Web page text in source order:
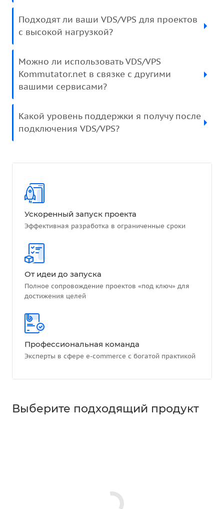
Подходят ли ваши VDS/VPS для проектов
с высокой нагрузкой?
Можно ли использовать VDS/VPS
Kommutator.net в связке с другими
вашими сервисами?
Какой уровень поддержки я получу после
подключения VDS/VPS?
Ускоренный запуск проекта
Эффективная разработка в ограниченные сроки
От идеи до запуска
Полное сопровождение проектов «под ключ» для
достижения целей
Профессиональная команда
Эксперты в сфере e-commerce с богатой практикой
Выберите подходящий продукт